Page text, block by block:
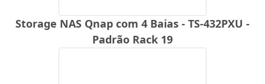
Storage NAS Qnap com 4 Baias - TS-432PXU -
Padrão Rack 19